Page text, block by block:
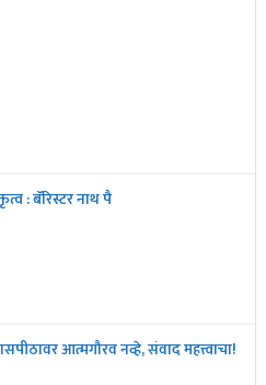
: बॅरिस्टर नाथ पै
आत्मगौरव नव्हे, संवाद महत्त्वाचा!